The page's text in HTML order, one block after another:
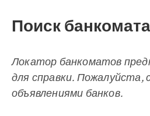
Поиск
Локатор банкоматов
для справки. Пожалуйста,
объявлениями банков.